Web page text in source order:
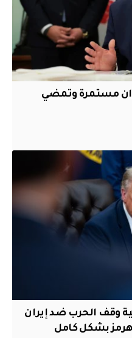
مستمرة وتمضي
وقف الحرب ضد إيران
بشكل كامل